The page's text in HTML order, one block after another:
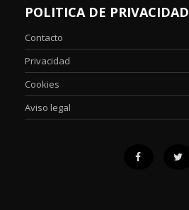
POLITICA DE PRIVACIDAD
Contacto
Privacidad
Cookies
Aviso legal